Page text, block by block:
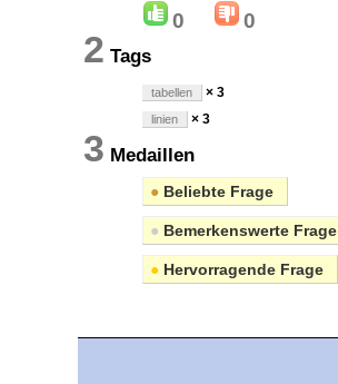
0 0
2 Tags
tabellen × 3
linien × 3
3 Medaillen
● Beliebte Frage
● Bemerkenswerte Frage
● Hervorragende Frage